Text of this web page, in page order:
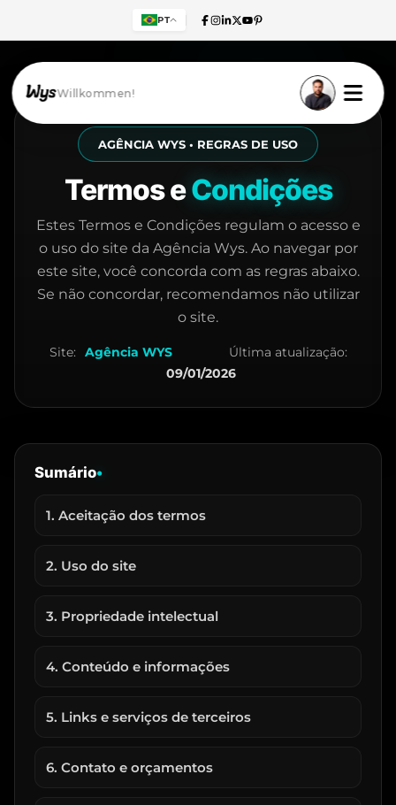
PT
Willkommen!
AGÊNCIA WYS • REGRAS DE USO
Termos eCondições
Estes Termos e Condições regulam o acesso e
o uso do site da Agência Wys. Ao navegar por
este site, você concorda com as regras abaixo.
Se não concordar, recomendamos não utilizar
o site.
Site: Agência WYS
Última atualização:
09/01/2026
Sumário•
1. Aceitação dos termos
2. Uso do site
3. Propriedade intelectual
4. Conteúdo e informações
5. Links e serviços de terceiros
6. Contato e orçamentos